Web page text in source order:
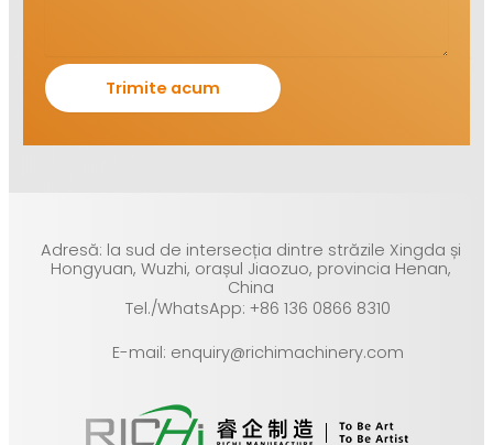
Adresă: la sud de intersecția dintre străzile Xingda și
Hongyuan, Wuzhi, orașul Jiaozuo, provincia Henan,
China
Tel./WhatsApp: +86 136 0866 8310
E-mail: enquiry@richimachinery.com